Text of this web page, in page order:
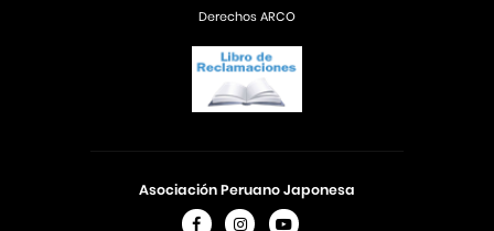
Asociación Peruano Japonesa
Derechos ARCO